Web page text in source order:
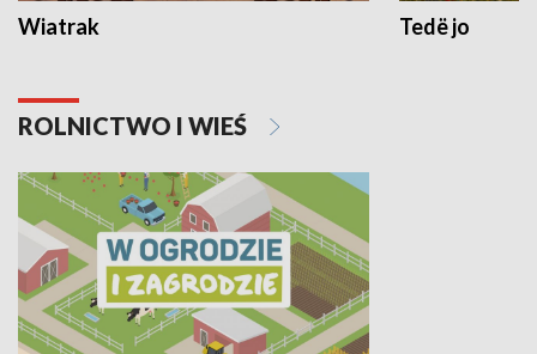
Wiatrak Tedë jo
ROLNICTWO I WIEŚ